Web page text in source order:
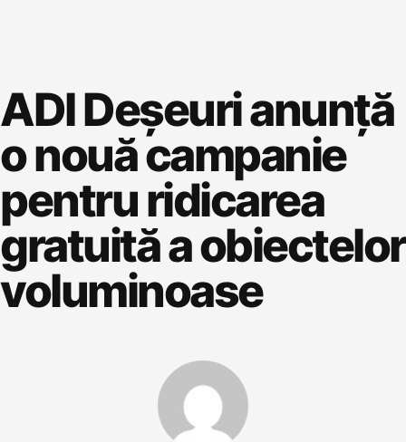
ADI Deșeuri anunță
o nouă campanie
pentru ridicarea
gratuită a obiectelor
voluminoase